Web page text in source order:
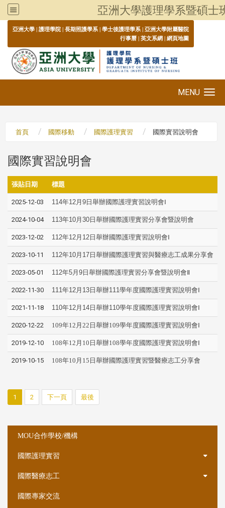
亞洲大學護理學系暨碩士
亞洲大學 | 護理學院 | 長期照護學系 | 學士後護理學系 | 亞洲大學附屬醫院
行事曆 | 英文系網 | 網頁地圖
MENU
首頁 國際移動 國際護理實習 國際實習說明會
國際實習說明會
張貼日期 標題
2025-12-03 114年12月9日舉辦國際護理實習說明會Ⅰ
2024-10-04 113年10月30日舉辦國際護理實習分享會暨說明會
2023-12-02 112年12月12日舉辦國際護理實習說明會Ⅰ
2023-10-11 112年10月17日舉辦國際護理實習與醫療志工成果分享會
2023-05-01 112年5月9日舉辦國際護理實習分享會暨說明會Ⅱ
2022-11-30 111年12月13日舉辦111學年度國際護理實習說明會Ⅰ
2021-11-18 110年12月14日舉辦110學年度國際護理實習說明會Ⅰ
2020-12-22 109年12月22日舉辦109學年度國際護理實習說明會Ⅰ
2019-12-10 108年12月10日舉辦108學年度國際護理實習說明會Ⅰ
2019-10-15 108年10月15日舉辦國際護理實習暨醫療志工分享會
1 2 下一頁 最後
MOU合作學校/機構
國際護理實習
國際醫療志工
國際專家交流